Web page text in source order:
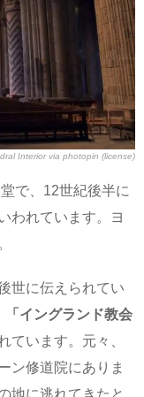
Interiorvia photopin (license)
で、12世紀後半に
われています。ヨ
世に伝えられてい
「イングランド教会
ています。元々、
ン修道院にありま
地に逃れてきたと